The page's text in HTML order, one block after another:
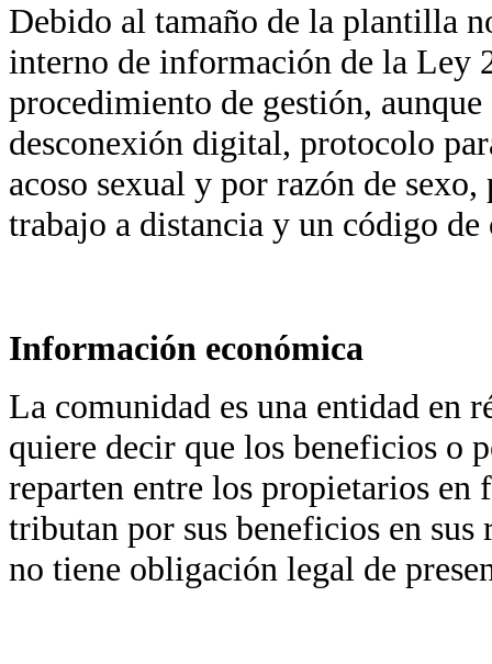
Debido al tamaño de la plantilla
interno de información de la Ley
procedimiento de gestión,
desconexión digital, protocolo
acoso sexual y por razón de
trabajo a distancia y un código de
Información económica
La comunidad es una entidad en
quiere decir que los beneficios o
reparten entre los propietarios
tributan por sus beneficios en
no tiene obligación legal de